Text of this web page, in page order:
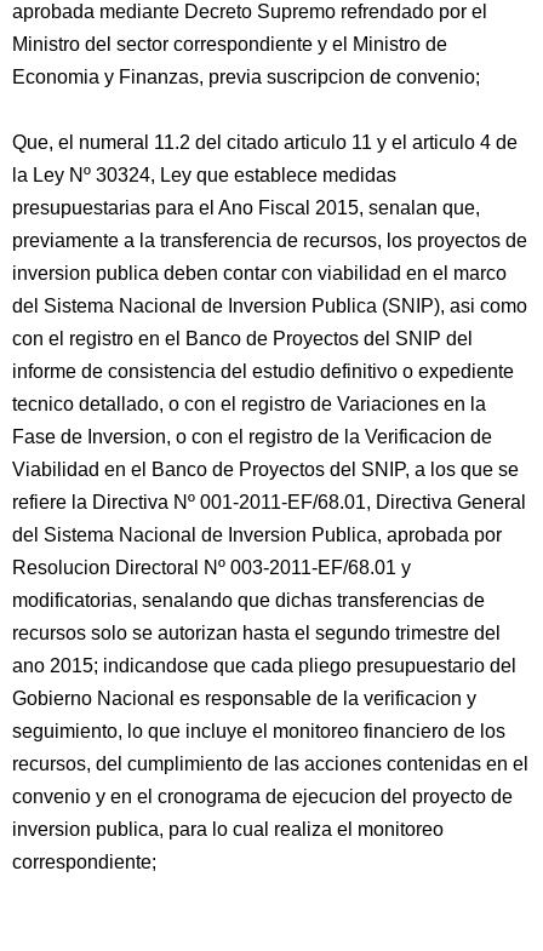
aprobada mediante Decreto Supremo refrendado por el
Ministro del sector correspondiente y el Ministro de
Economia y Finanzas, previa suscripcion de convenio;
Que, el numeral 11.2 del citado articulo 11 y el articulo 4 de
la Ley Nº 30324, Ley que establece medidas
presupuestarias para el Ano Fiscal 2015, senalan que,
previamente a la transferencia de recursos, los proyectos de
inversion publica deben contar con viabilidad en el marco
del Sistema Nacional de Inversion Publica (SNIP), asi como
con el registro en el Banco de Proyectos del SNIP del
informe de consistencia del estudio definitivo o expediente
tecnico detallado, o con el registro de Variaciones en la
Fase de Inversion, o con el registro de la Verificacion de
Viabilidad en el Banco de Proyectos del SNIP, a los que se
refiere la Directiva Nº 001-2011-EF/68.01, Directiva General
del Sistema Nacional de Inversion Publica, aprobada por
Resolucion Directoral Nº 003-2011-EF/68.01 y
modificatorias, senalando que dichas transferencias de
recursos solo se autorizan hasta el segundo trimestre del
ano 2015; indicandose que cada pliego presupuestario del
Gobierno Nacional es responsable de la verificacion y
seguimiento, lo que incluye el monitoreo financiero de los
recursos, del cumplimiento de las acciones contenidas en el
convenio y en el cronograma de ejecucion del proyecto de
inversion publica, para lo cual realiza el monitoreo
correspondiente;